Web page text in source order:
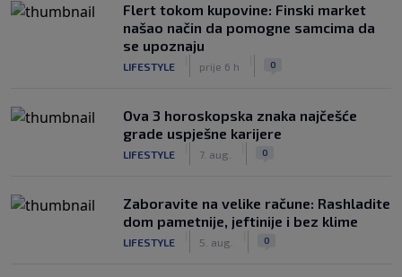
Flert tokom kupovine: Finski market
našao način da pomogne samcima da
se upoznaju
LIFESTYLE prije 6 h 0
Ova 3 horoskopska znaka najčešće
grade uspješne karijere
LIFESTYLE 7. aug. 0
Zaboravite na velike račune: Rashladite
dom pametnije, jeftinije i bez klime
LIFESTYLE 5. aug. 0